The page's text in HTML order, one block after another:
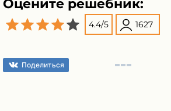
Оцените решебник:
4.4/5 1627
Поделиться